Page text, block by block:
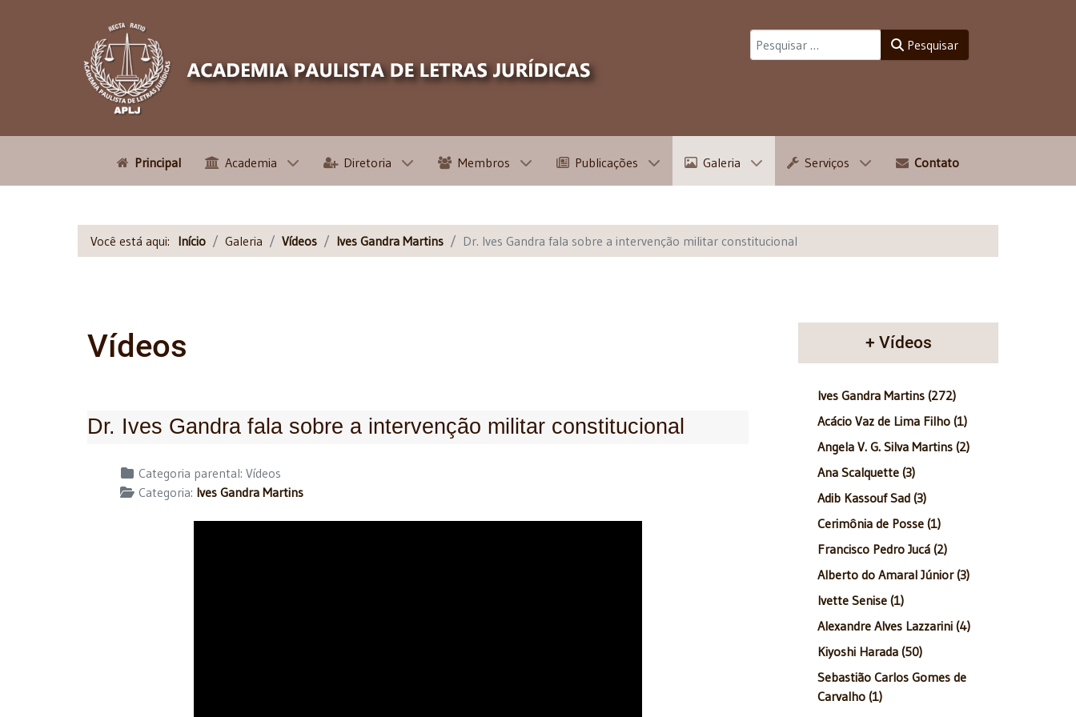
Pesquisar
Principal Academia Diretoria Membros Publicações Galeria Serviços Contato
Você está aqui: Início Galeria Vídeos Ives Gandra Martins Dr. Ives Gandra fala sobre a intervenção militar constitucional
Vídeos
Dr. Ives Gandra fala sobre a intervenção militar constitucional
Detalhes Categoria parental: Vídeos
Categoria: Ives Gandra Martins
+ Vídeos
Ives Gandra Martins (272)
Acácio Vaz de Lima Filho (1)
Angela V. G. Silva Martins (2)
Ana Scalquette (3)
Adib Kassouf Sad (3)
Cerimônia de Posse (1)
Francisco Pedro Jucá (2)
Alberto do Amaral Júnior (3)
Ivette Senise (1)
Alexandre Alves Lazzarini (4)
Kiyoshi Harada (50)
Sebastião Carlos Gomes de
Carvalho (1)